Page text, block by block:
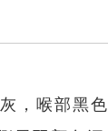
，喉部黑